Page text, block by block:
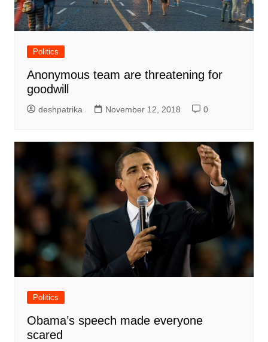
Politics
Anonymous team are threatening for
goodwill
deshpatrika November 12, 2018 0
Politics
Obama’s speech made everyone
scared